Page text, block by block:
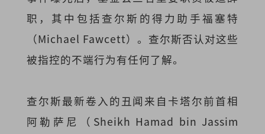
职，其中包括查尔斯的得力助手福塞特
（Michael Fawcett）。查尔斯否认对这些
被指控的不端行为有任何了解。
查尔斯最新卷入的丑闻来自卡塔尔前首相
阿勒萨尼（Sheikh Hamad bin Jassim